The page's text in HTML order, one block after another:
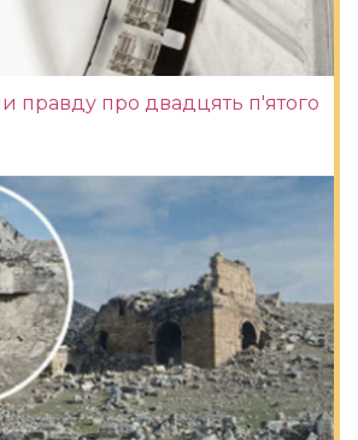
правду про двадцять п'ятого